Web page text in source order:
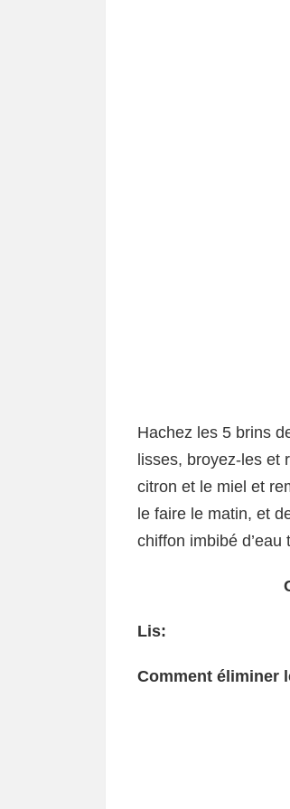
Hachez les 5 brins
lisses, broyez-les et
citron et le miel et
le faire le matin, et
chiffon imbibé
Lis:
Comment éliminer